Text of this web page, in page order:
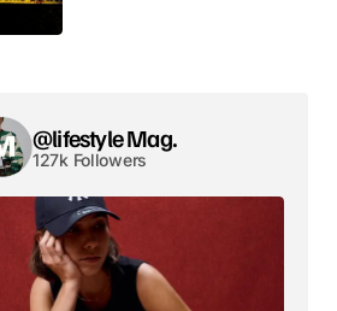
@lifestyle Mag.
127k Followers